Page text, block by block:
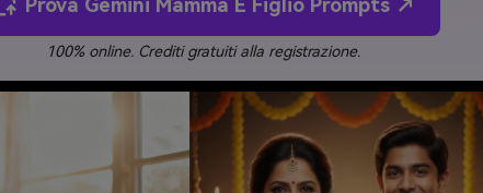
Prova Gemini Mamma E Figlio Prompts ↗
100% online. Crediti gratuiti alla registrazione.